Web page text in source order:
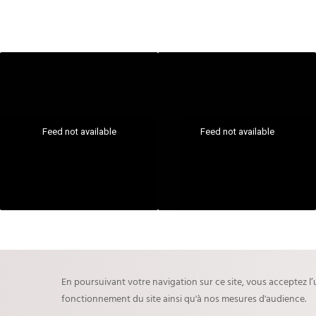
Feed not available Feed not available
COMforART © 2026back to top
En poursuivant votre navigation sur ce site, vous acceptez
fonctionnement du site ainsi qu'à nos mesures d'audience.